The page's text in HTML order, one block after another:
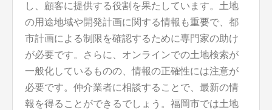
し、顧客に提供する役割を果たしています。土地
の用途地域や開発計画に関する情報も重要で、都
市計画による制限を確認するために専門家の助け
が必要です。さらに、オンラインでの土地検索が
一般化しているものの、情報の正確性には注意が
必要です。仲介業者に相談することで、最新の情
報を得ることができるでしょう。福岡市では土地